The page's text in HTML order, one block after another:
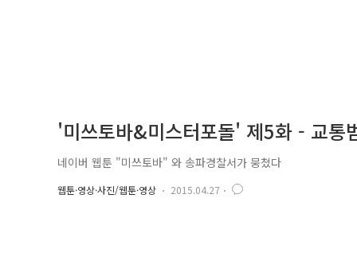
'미쓰토바&미스터포돌' 제5화 - 교통
네이버 웹툰 "미쓰토바" 와 송파경찰서가 뭉쳤다
웹툰·영상·사진/웹툰·영상 2015.04.27